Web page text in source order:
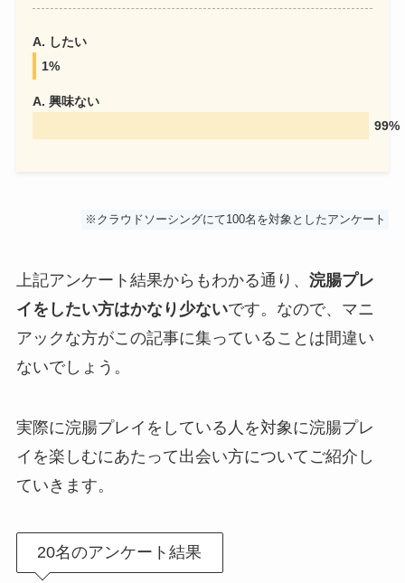
A. したい
1%
A. 興味ない
99%
※クラウドソーシングにて100名を対象としたアンケート
上記アンケート結果からもわかる通り、 浣腸プレ
イをしたい方はかなり少ないです。なので、マニ
アックな方がこの記事に集っていることは間違い
ないでしょう。
実際に浣腸プレイをしている人を対象に浣腸プレ
イを楽しむにあたって出会い方についてご紹介し
ていきます。
20名のアンケート結果